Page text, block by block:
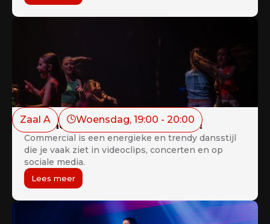
Zaal A Woensdag, 19:00 - 20:00
Commercial Juniors 12+ - NIEUW!
Commercial is een energieke en trendy dansstijl
die je vaak ziet in videoclips, concerten en op
sociale media.
Lees meer